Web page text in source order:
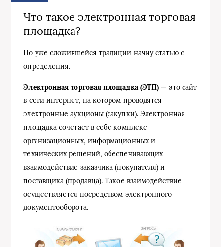
Что такое электронная торговая
площадка?
По уже сложившейся традиции начну статью с
определения.
Электронная торговая площадка (ЭТП) — это сайт
в сети интернет, на котором проводятся
электронные аукционы (закупки). Электронная
площадка сочетает в себе комплекс
организационных, информационных и
технических решений, обеспечивающих
взаимодействие заказчика (покупателя) и
поставщика (продавца). Такое взаимодействие
осуществляется посредством электронного
документооборота.